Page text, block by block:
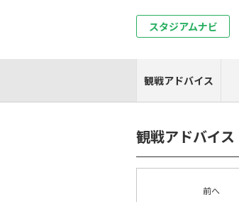
スタジアムナビ
観戦アドバイス
観戦アドバイス
前へ